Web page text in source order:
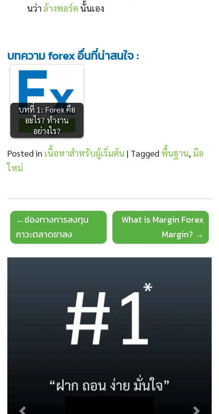
นว่า ล้างพอร์ต นั้นเอง
บทความ forex อื่นที่น่าสนใจ :
บทที่ 1: Forex คือ
อะไร? ทำงาน
อย่างไร?
Posted in เนื้อหาสำหรับผู้เริ่มต้น | Tagged พื้นฐาน, มือ
ใหม่
Post
navigation
ช่องทางการลงทุน
ภาวะตลาดขาลง
What is Margin Forex
Margin?